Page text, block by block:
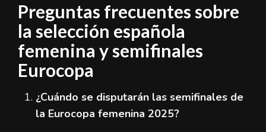
Preguntas frecuentes sobre
la selección española
femenina y semifinales
Eurocopa
¿Cuándo se disputarán las semifinales de
la Eurocopa femenina 2025?